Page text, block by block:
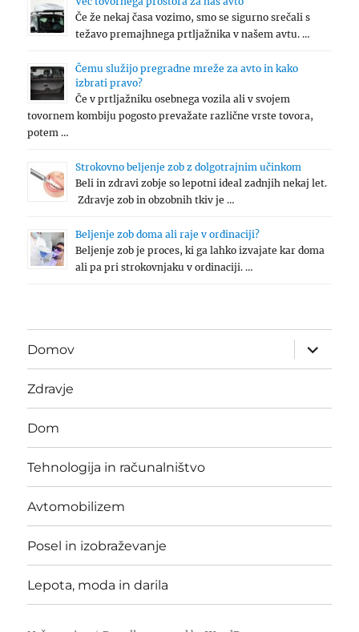
Če že nekaj časa vozimo, smo se sigurno srečali s
težavo premajhnega prtljažnika v našem avtu. …
Čemu služijo pregradne mreže za avto in kako
izbrati pravo?
Če v prtljažniku osebnega vozila ali v svojem
tovornem kombiju pogosto prevažate različne vrste tovora,
potem …
Strokovno beljenje zob z dolgotrajnim učinkom
Beli in zdravi zobje so lepotni ideal zadnjih nekaj let.
Zdravje zob in obzobnih tkiv je …
Beljenje zob doma ali raje v ordinaciji?
Beljenje zob je proces, ki ga lahko izvajate kar doma
ali pa pri strokovnjaku v ordinaciji. …
Domov
expand
child
menu
Zdravje
Dom
Tehnologija in računalništvo
Avtomobilizem
Posel in izobraževanje
Lepota, moda in darila